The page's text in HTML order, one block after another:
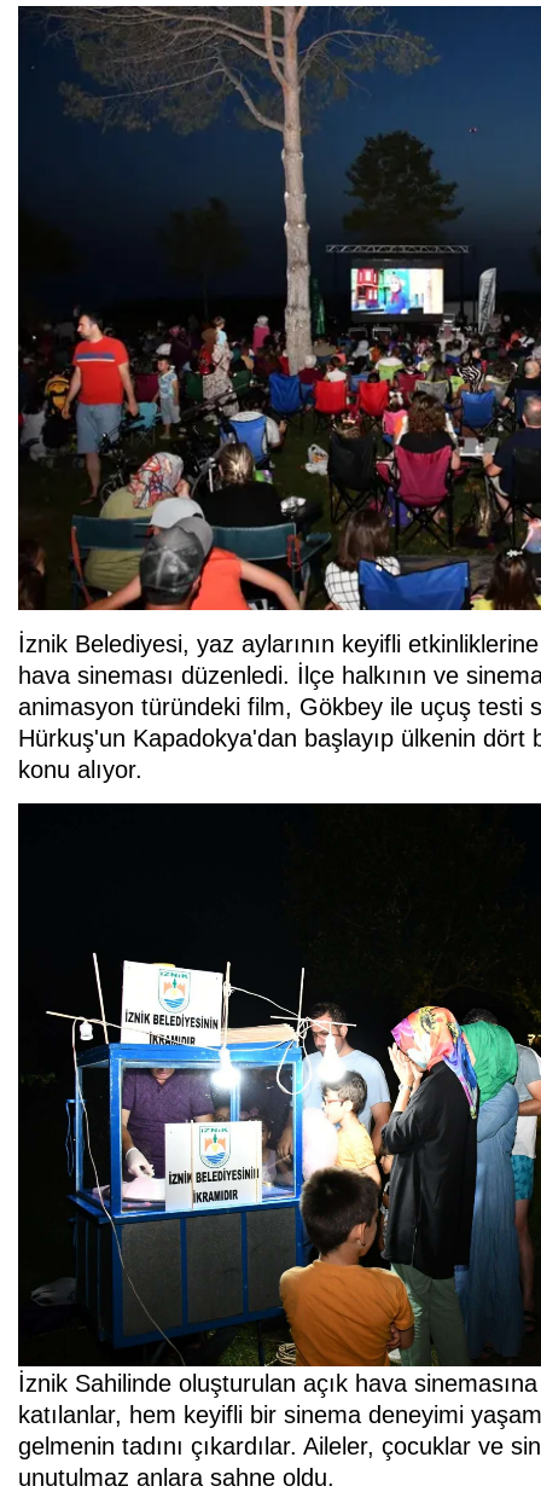
İznik Belediyesi, yaz aylarının keyifli
hava sineması düzenledi. İlçe halkının ve
animasyon türündeki film, Gökbey ile uçuş testi
Hürkuş'un Kapadokya'dan başlayıp ülkenin
konu alıyor.
İznik Sahilinde oluşturulan açık hava
katılanlar, hem keyifli bir sinema deneyimi
gelmenin tadını çıkardılar. Aileler, çocuklar ve
unutulmaz anlara sahne oldu.